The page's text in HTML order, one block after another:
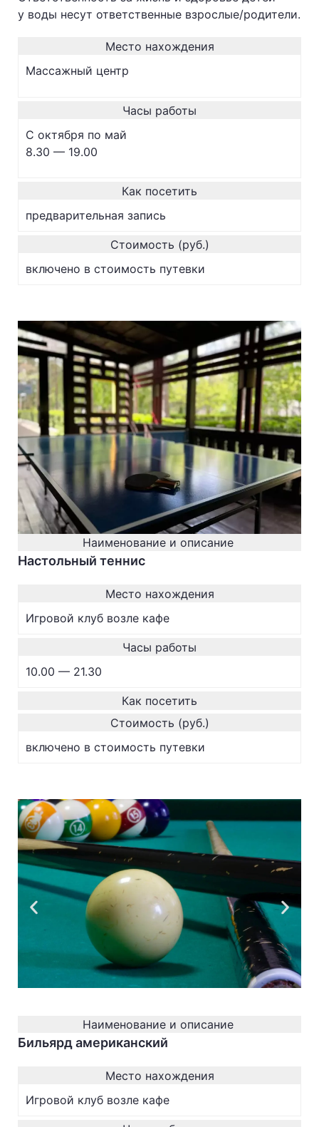
у воды несут ответственные взрослые/родители.
Место нахождения
Массажный центр
Часы работы
С октября по май
8.30 — 19.00
Как посетить
предварительная запись
Стоимость (руб.)
включено в стоимость путевки
Наименование и описание
Настольный теннис
Место нахождения
Игровой клуб возле кафе
Часы работы
10.00 — 21.30
Как посетить
Стоимость (руб.)
включено в стоимость путевки
Наименование и описание
Бильярд американский
Место нахождения
Игровой клуб возле кафе